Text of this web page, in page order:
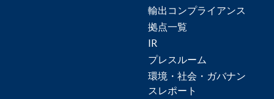
輸出コンプライアンス
拠点一覧
IR
プレスルーム
環境・社会・ガバナン
スレポート